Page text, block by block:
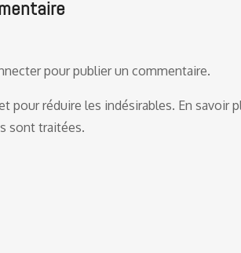
pour publier un commentaire.
pour réduire les indésirables. En savoir
sont traitées.